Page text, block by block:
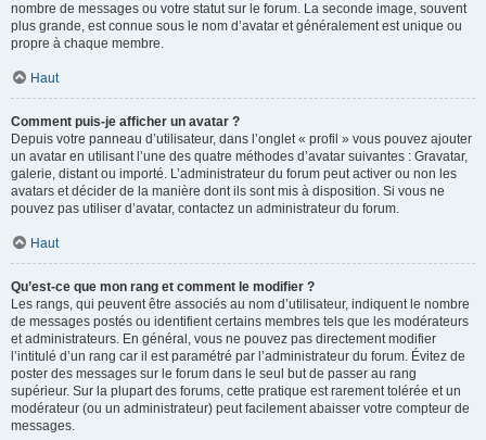
nombre de messages ou votre statut sur le forum. La seconde image, souvent
plus grande, est connue sous le nom d’avatar et généralement est unique ou
propre à chaque membre.
Haut
Comment puis-je afficher un avatar ?
Depuis votre panneau d’utilisateur, dans l’onglet « profil » vous pouvez ajouter
un avatar en utilisant l’une des quatre méthodes d’avatar suivantes : Gravatar,
galerie, distant ou importé. L’administrateur du forum peut activer ou non les
avatars et décider de la manière dont ils sont mis à disposition. Si vous ne
pouvez pas utiliser d’avatar, contactez un administrateur du forum.
Haut
Qu’est-ce que mon rang et comment le modifier ?
Les rangs, qui peuvent être associés au nom d’utilisateur, indiquent le nombre
de messages postés ou identifient certains membres tels que les modérateurs
et administrateurs. En général, vous ne pouvez pas directement modifier
l’intitulé d’un rang car il est paramétré par l’administrateur du forum. Évitez de
poster des messages sur le forum dans le seul but de passer au rang
supérieur. Sur la plupart des forums, cette pratique est rarement tolérée et un
modérateur (ou un administrateur) peut facilement abaisser votre compteur de
messages.